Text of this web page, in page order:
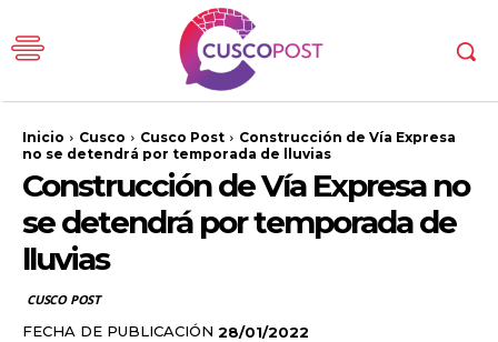
Inicio Cusco Cusco Post
Construcción de Vía Expresa
no se detendrá por temporada de lluvias
Construcción de Vía Expresa no
se detendrá por temporada de
lluvias
CUSCO POST
FECHA DE PUBLICACIÓN 28/01/2022